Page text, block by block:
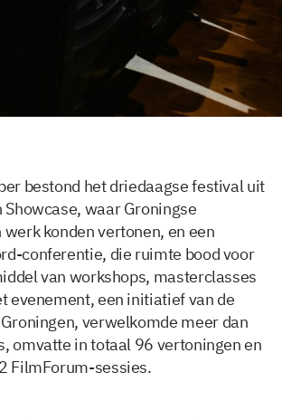
bestond het driedaagse festival uit
waar Groningse
konden vertonen, en een
conferentie, die ruimte bood voor
van workshops, masterclasses
evenement, een initiatief van de
verwelkomde meer dan
omvatte in totaal 96 vertoningen en
FilmForum-sessies.